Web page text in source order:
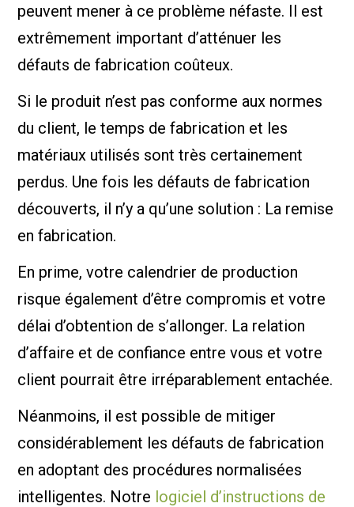
peuvent mener à ce problème néfaste. Il est
extrêmement important d’atténuer les
défauts de fabrication coûteux.
Si le produit n’est pas conforme aux normes
du client, le temps de fabrication et les
matériaux utilisés sont très certainement
perdus. Une fois les défauts de fabrication
découverts, il n’y a qu’une solution : La remise
en fabrication.
En prime, votre calendrier de production
risque également d’être compromis et votre
délai d’obtention de s’allonger. La relation
d’affaire et de confiance entre vous et votre
client pourrait être irréparablement entachée.
Néanmoins, il est possible de mitiger
considérablement les défauts de fabrication
en adoptant des procédures normalisées
intelligentes. Notre logiciel d’instructions de